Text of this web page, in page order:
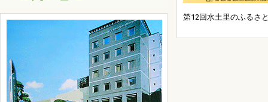
第12回水土里のふるさ